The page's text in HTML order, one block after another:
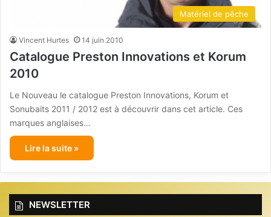
Matériel de pêche
Vincent Hurtes 14 juin 2010
Catalogue Preston Innovations et Korum
2010
Le Nouveau le catalogue Preston Innovations, Korum et
Sonubaits 2011 / 2012 est à découvrir dans cet article. Ces
marques anglaises…
Lire la suite »
NEWSLETTER